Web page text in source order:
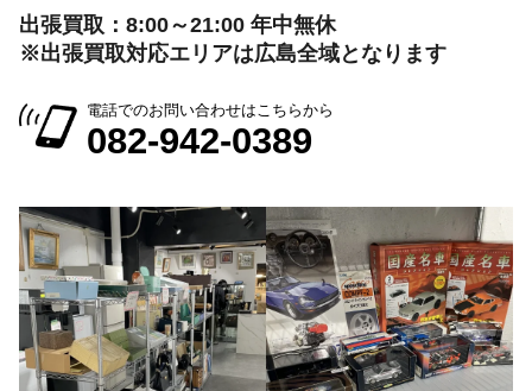
出張買取：8:00～21:00 年中無休
※出張買取対応エリアは広島全域となります
電話でのお問い合わせはこちらから
082-942-0389